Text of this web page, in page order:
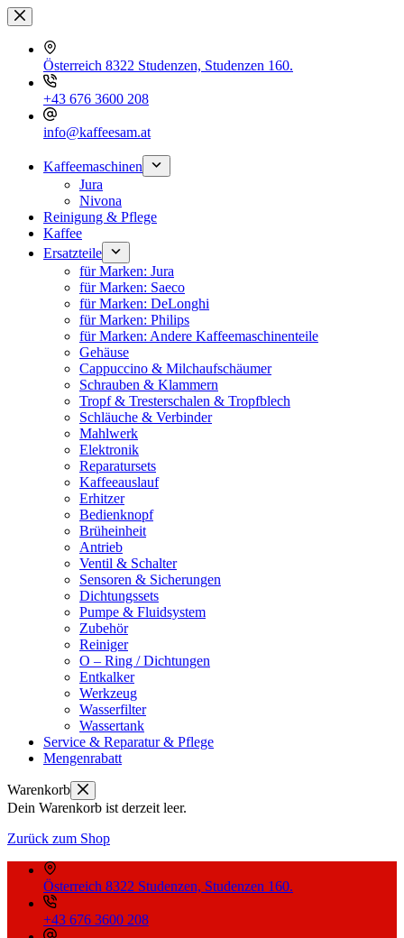
Zum
Inhalt
springen
Österreich 8322 Studenzen, Studenzen 160.
+43 676 3600 208
info@kaffeesam.at
Kaffeemaschinen
Jura
Nivona
Reinigung & Pflege
Kaffee
Ersatzteile
für Marken: Jura
für Marken: Saeco
für Marken: DeLonghi
für Marken: Philips
für Marken: Andere Kaffeemaschinenteile
Gehäuse
Cappuccino & Milchaufschäumer
Schrauben & Klammern
Tropf & Tresterschalen & Tropfblech
Schläuche & Verbinder
Mahlwerk
Elektronik
Reparatursets
Kaffeeauslauf
Erhitzer
Bedienknopf
Brüheinheit
Antrieb
Ventil & Schalter
Sensoren & Sicherungen
Dichtungssets
Pumpe & Fluidsystem
Zubehör
Reiniger
O – Ring / Dichtungen
Entkalker
Werkzeug
Wasserfilter
Wassertank
Service & Reparatur & Pflege
Mengenrabatt
Warenkorb
Dein Warenkorb ist derzeit leer.
Zurück zum Shop
Österreich 8322 Studenzen, Studenzen 160.
+43 676 3600 208